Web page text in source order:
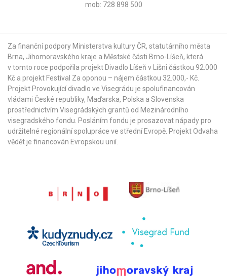
mob: 728 898 500
Za finanční podpory Ministerstva kultury ČR, statutárního města
Brna, Jihomoravského kraje a Městské části Brno-Líšeň, která
v tomto roce podpořila projekt Divadlo Líšeň v Líšni částkou 92.000
Kč a projekt Festival Za oponou – nájem částkou 32.000,- Kč.
Projekt Provokující divadlo ve Visegrádu je spolufinancován
vládami České republiky, Maďarska, Polska a Slovenska
prostřednictvím Visegrádských grantů od Mezinárodního
visegradského fondu . Posláním fondu je prosazovat nápady pro
udržitelné regionální spolupráce ve střední Evropě. Projekt Odvaha
vědět je financován Evropskou unií.